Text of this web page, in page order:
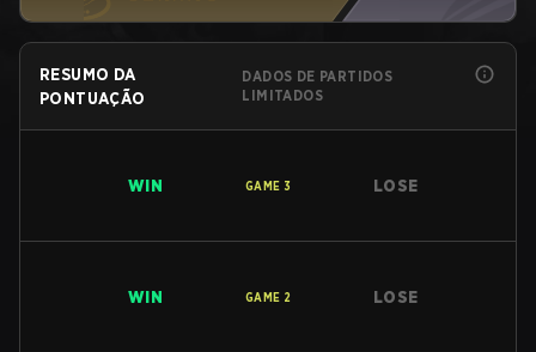
RESUMO DA
PONTUAÇÃO
DADOS DE PARTIDOS
LIMITADOS
WIN GAME 3 LOSE
WIN GAME 2 LOSE